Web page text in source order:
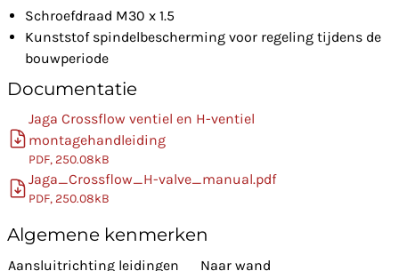
Schroefdraad M30 x 1.5
Kunststof spindelbescherming voor regeling tijdens de
bouwperiode
Documentatie
Jaga Crossflow ventiel en H-ventiel
montagehandleiding
PDF, 250.08kB
Jaga_Crossflow_H-valve_manual.pdf
PDF, 250.08kB
Algemene kenmerken
Aansluitrichting leidingen
Naar wand